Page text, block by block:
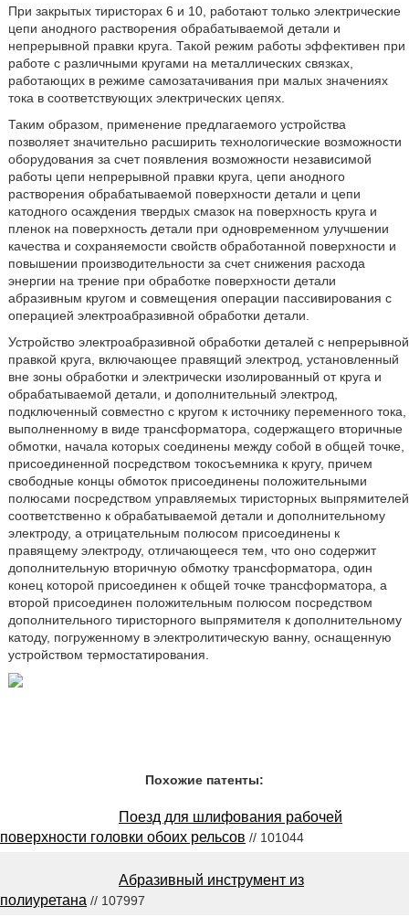
При закрытых тиристорах 6 и 10, работают только электрические
цепи анодного растворения обрабатываемой детали и
непрерывной правки круга. Такой режим работы эффективен при
работе с различными кругами на металлических связках,
работающих в режиме самозатачивания при малых значениях
тока в соответствующих электрических цепях.
Таким образом, применение предлагаемого устройства
позволяет значительно расширить технологические возможности
оборудования за счет появления возможности независимой
работы цепи непрерывной правки круга, цепи анодного
растворения обрабатываемой поверхности детали и цепи
катодного осаждения твердых смазок на поверхность круга и
пленок на поверхность детали при одновременном улучшении
качества и сохраняемости свойств обработанной поверхности и
повышении производительности за счет снижения расхода
энергии на трение при обработке поверхности детали
абразивным кругом и совмещения операции пассивирования с
операцией электроабразивной обработки детали.
Устройство электроабразивной обработки деталей с непрерывной
правкой круга, включающее правящий электрод, установленный
вне зоны обработки и электрически изолированный от круга и
обрабатываемой детали, и дополнительный электрод,
подключенный совместно с кругом к источнику переменного тока,
выполненному в виде трансформатора, содержащего вторичные
обмотки, начала которых соединены между собой в общей точке,
присоединенной посредством токосъемника к кругу, причем
свободные концы обмоток присоединены положительными
полюсами посредством управляемых тиристорных выпрямителей
соответственно к обрабатываемой детали и дополнительному
электроду, а отрицательным полюсом присоединены к
правящему электроду, отличающееся тем, что оно содержит
дополнительную вторичную обмотку трансформатора, один
конец которой присоединен к общей точке трансформатора, а
второй присоединен положительным полюсом посредством
дополнительного тиристорного выпрямителя к дополнительному
катоду, погруженному в электролитическую ванну, оснащенную
устройством термостатирования.
Похожие патенты:
Поезд для шлифования рабочей
поверхности головки обоих рельсов // 101044
Абразивный инструмент из
полиуретана // 107997